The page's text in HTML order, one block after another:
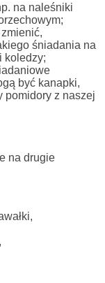
na naleśniki
zmienić,
śniadania na
koledzy;
być kanapki,
pomidory z naszej
na drugie